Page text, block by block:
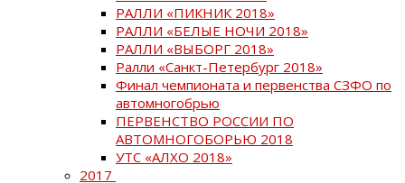
РАЛЛИ «ПИКНИК 2018»
РАЛЛИ «БЕЛЫЕ НОЧИ 2018»
РАЛЛИ «ВЫБОРГ 2018»
Ралли «Санкт-Петербург 2018»
Финал чемпионата и первенства СЗФО по
автомногобрью
ПЕРВЕНСТВО РОССИИ ПО
АВТОМНОГОБОРЬЮ 2018
УТС «АЛХО 2018»
2017